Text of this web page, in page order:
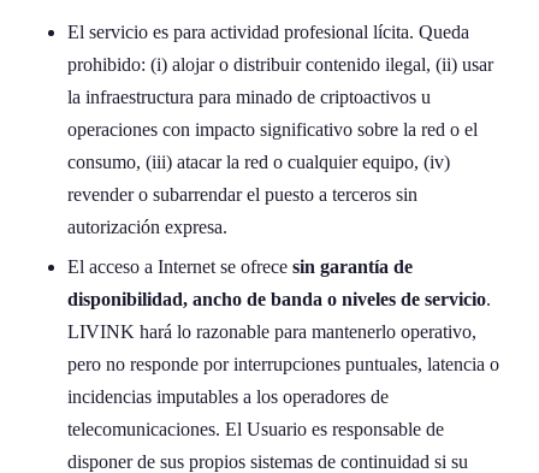
El servicio es para actividad profesional lícita. Queda
prohibido: (i) alojar o distribuir contenido ilegal, (ii) usar
la infraestructura para minado de criptoactivos u
operaciones con impacto significativo sobre la red o el
consumo, (iii) atacar la red o cualquier equipo, (iv)
revender o subarrendar el puesto a terceros sin
autorización expresa.
El acceso a Internet se ofrece sin garantía de
disponibilidad, ancho de banda o niveles de servicio.
LIVINK hará lo razonable para mantenerlo operativo,
pero no responde por interrupciones puntuales, latencia o
incidencias imputables a los operadores de
telecomunicaciones. El Usuario es responsable de
disponer de sus propios sistemas de continuidad si su